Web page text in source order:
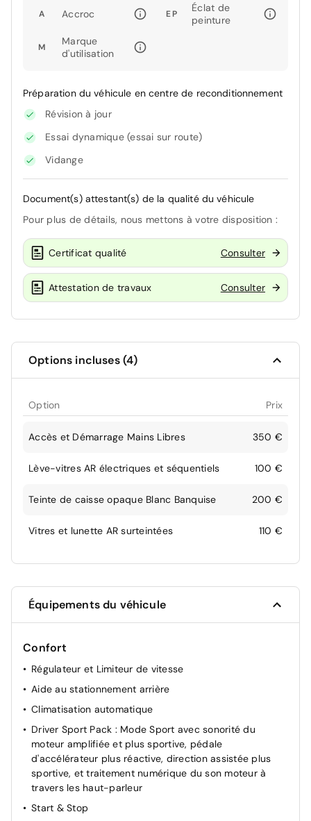
A Accroc EP
Éclat de
peinture
M
Marque
d'utilisation
Préparation du véhicule en centre de reconditionnement
Révision à jour
Essai dynamique (essai sur route)
Vidange
Document(s) attestant(s) de la qualité du véhicule
Pour plus de détails, nous mettons à votre disposition :
Certificat qualité Consulter
Attestation de travaux Consulter
Options incluses (4)
Option Prix
Accès et Démarrage Mains Libres 350 €
Lève-vitres AR électriques et séquentiels 100 €
Teinte de caisse opaque Blanc Banquise 200 €
Vitres et lunette AR surteintées 110 €
Équipements du véhicule
Confort
Régulateur et Limiteur de vitesse
Aide au stationnement arrière
Climatisation automatique
Driver Sport Pack : Mode Sport avec sonorité du
moteur amplifiée et plus sportive, pédale
d'accélérateur plus réactive, direction assistée plus
sportive, et traitement numérique du son moteur à
travers les haut-parleur
Start & Stop